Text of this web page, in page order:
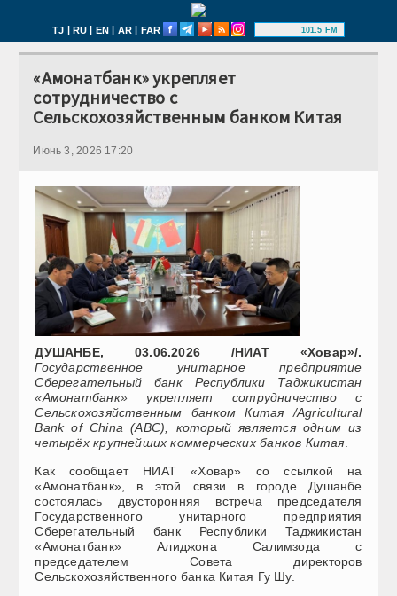
TJ | RU | EN | AR | FAR 101.5 FM
«Амонатбанк» укрепляет
сотрудничество с
Сельскохозяйственным банком Китая
Июнь 3, 2026 17:20
ДУШАНБЕ, 03.06.2026 /НИАТ «Ховар»/.
Государственное унитарное предприятие
Сберегательный банк Республики Таджикистан
«Амонатбанк» укрепляет сотрудничество с
Сельскохозяйственным банком Китая /Agricultural
Bank of China (ABC), который является одним из
четырёх крупнейших коммерческих банков Китая
Как сообщает НИАТ «Ховар» со ссылкой на
«Амонатбанк», в этой связи в городе Душанбе
состоялась двусторонняя встреча председателя
Государственного унитарного предприятия
Сберегательный банк Республики Таджикистан
«Амонатбанк» Алиджона Салимзода с
председателем Совета директоров
Сельскохозяйственного банка Китая Гу Шу.